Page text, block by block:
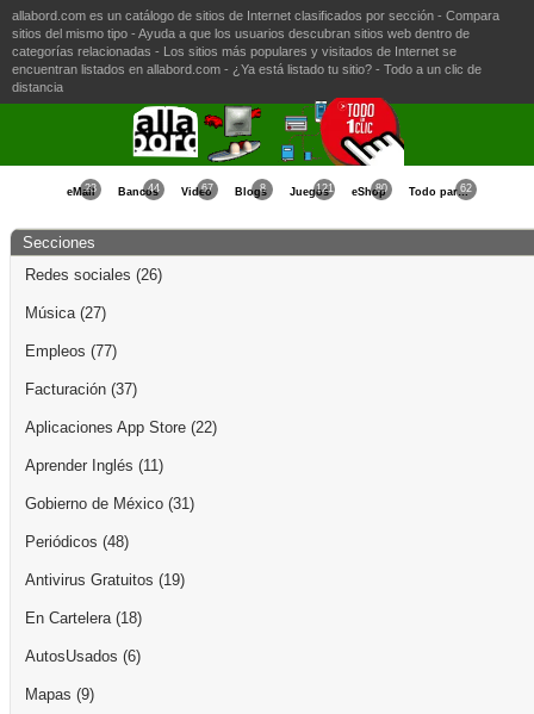
allabord.com es un catálogo de sitios de Internet clasificados por sección - Compara
sitios del mismo tipo - Ayuda a que los usuarios descubran sitios web dentro de
categorías relacionadas - Los sitios más populares y visitados de Internet se
encuentran listados en allabord.com - ¿Ya está listado tu sitio? - Todo a un clic de
distancia
eMail
23 Bancos
44 Video
67 Blogs
8 Juegos
121 eShop
80 Todo para la Mujer
62
Secciones
Redes sociales (26)
Música(27)
Empleos (77)
Facturación (37)
Aplicaciones App Store (22)
Aprender Inglés (11)
Gobierno de México (31)
Periódicos (48)
Antivirus Gratuitos (19)
En Cartelera(18)
AutosUsados (6)
Mapas (9)